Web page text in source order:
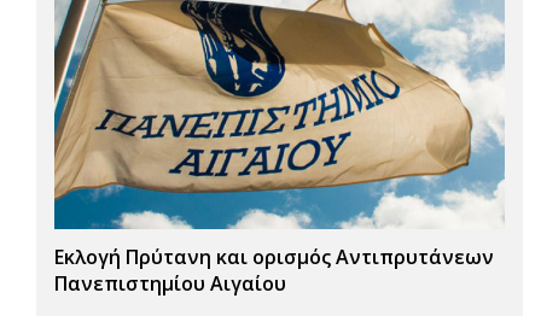
Εκλογή Πρύτανη και ορισμός Αντιπρυτάνεων
Πανεπιστημίου Αιγαίου